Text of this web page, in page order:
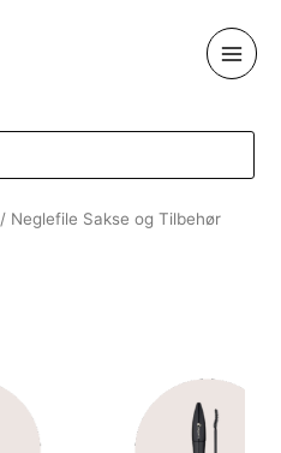
/ Neglefile Sakse og Tilbehør